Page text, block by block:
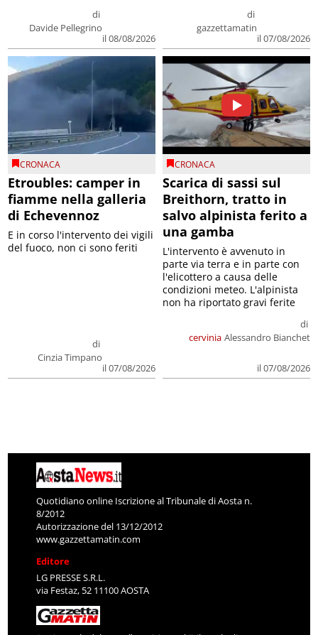
di
Davide Pellegrino
il 08/08/2026
di
gazzettamatin
il 07/08/2026
CRONACA
Etroubles: camper in
fiamme nella galleria
di Echevennoz
di
Cinzia Timpano
il 07/08/2026
E in corso l'intervento dei vigili
del fuoco, non ci sono feriti
CRONACA
Scarica di sassi sul
Breithorn, tratto in
salvo alpinista ferito a
una gamba
cervinia
di
Alessandro Bianchet
il 07/08/2026
L'intervento è avvenuto in
parte via terra e in parte con
l'elicottero a causa delle
condizioni meteo. L'alpinista
non ha riportato gravi ferite
Quotidiano online Iscrizione al Tribunale di Aosta n.
8/2012
Autorizzazione del 13/12/2012
www.gazzettamatin.com
Editore
LG PRESSE S.R.L.
via Festaz, 52 11100 AOSTA